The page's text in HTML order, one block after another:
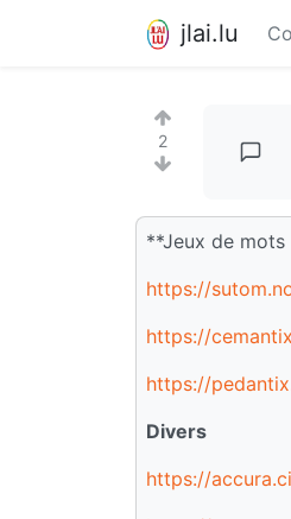
jlai.lu
2
**Jeux de
https://
https://
https://
Divers
https://